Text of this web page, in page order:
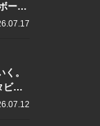
ート
する
。
ビュ